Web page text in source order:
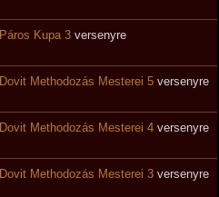
Páros Kupa 3 versenyre
Dovit Methodozás Mesterei 5 versenyre
Dovit Methodozás Mesterei 4 versenyre
Dovit Methodozás Mesterei 3 versenyre